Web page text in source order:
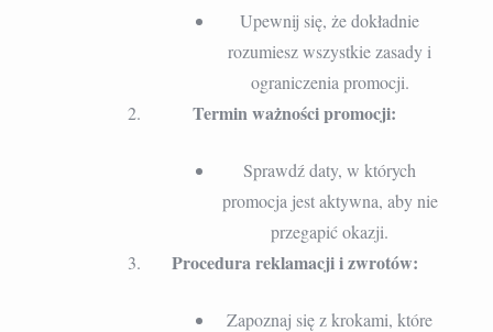
Upewnij się, że dokładnie
rozumiesz wszystkie zasady i
ograniczenia promocji.
Termin ważności promocji:
Sprawdź daty, w których
promocja jest aktywna, aby nie
przegapić okazji.
Procedura reklamacji i zwrotów:
Zapoznaj się z krokami, które